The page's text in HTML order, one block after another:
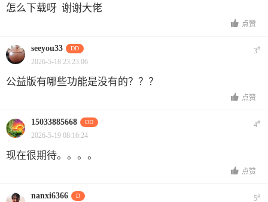
怎么下载呀 谢谢大佬
点赞
seeyou33 DD 3#
2026-5-18 23:23:06
公益版有哪些功能是没有的？？？
点赞
15033885668 DD 4#
2026-5-19 08:16:24
现在很期待。。。。
点赞
nanxi6366 D 5#